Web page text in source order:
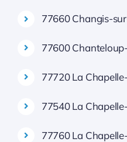
77660 Changis-
77600
77720 La
77540 La
77760 La